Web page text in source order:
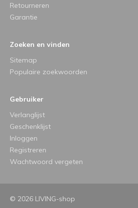
Retourneren
Garantie
Zoeken en vinden
Sitemap
Populaire zoekwoorden
Gebruiker
Verlanglijst
Geschenklijst
Inloggen
Registreren
Wachtwoord vergeten
© 2026 LIVING-shop